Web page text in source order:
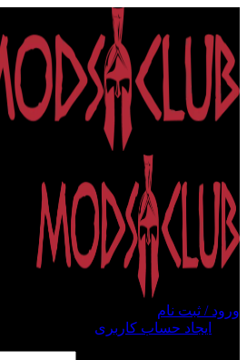
ورود / ثبت نام
ایجاد حساب کاربری